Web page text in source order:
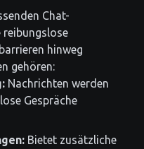
Chat-
reibungslose
hinweg
gehören:
Nachrichten werden
Gespräche
Bietet zusätzliche